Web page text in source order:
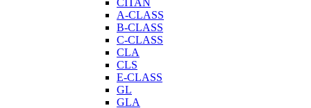
A-CLASS
B-CLASS
C-CLASS
CLA
CLS
E-CLASS
GL
GLA